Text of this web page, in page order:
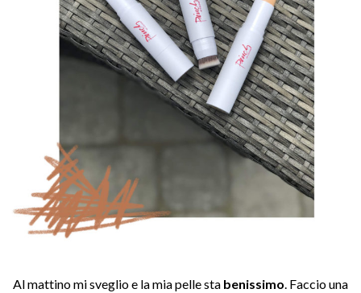
Al mattino mi sveglio e la mia pelle sta benissimo. Faccio una